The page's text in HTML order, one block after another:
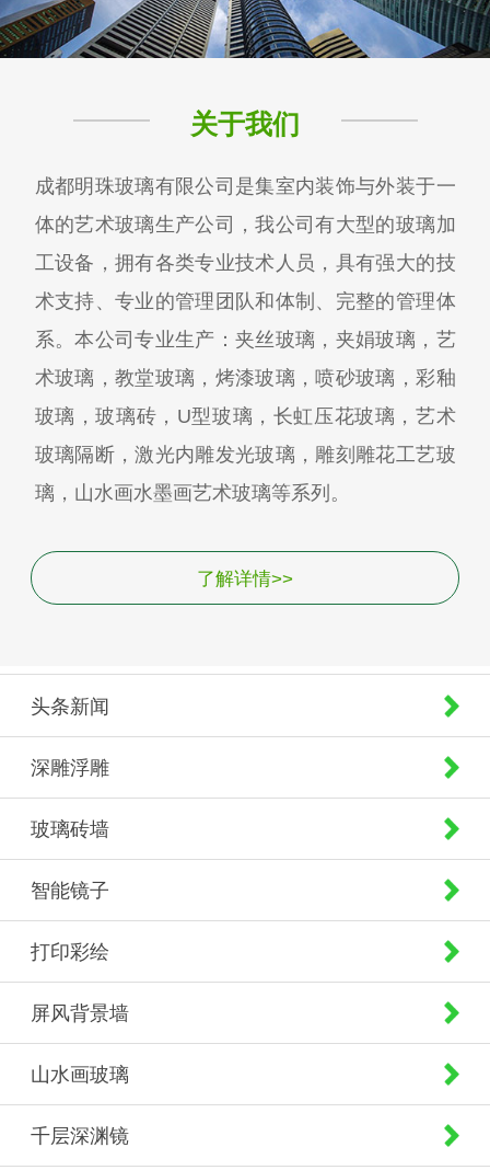
关于我们
成都明珠玻璃有限公司是集室内装饰与外装于一
体的艺术玻璃生产公司，我公司有大型的玻璃加
工设备，拥有各类专业技术人员，具有强大的技
术支持、专业的管理团队和体制、完整的管理体
系。本公司专业生产：夹丝玻璃，夹娟玻璃，艺
术玻璃，教堂玻璃，烤漆玻璃，喷砂玻璃，彩釉
玻璃，玻璃砖，U型玻璃，长虹压花玻璃，艺术
玻璃隔断，激光内雕发光玻璃，雕刻雕花工艺玻
璃，山水画水墨画艺术玻璃等系列。
了解详情>>
头条新闻
深雕浮雕
玻璃砖墙
智能镜子
打印彩绘
屏风背景墙
山水画玻璃
千层深渊镜